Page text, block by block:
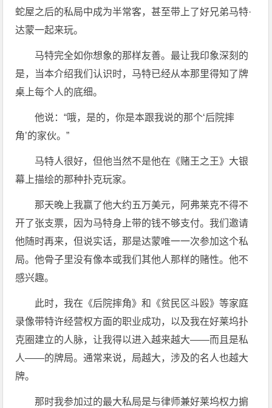
蛇屋之后的私局中成为半常客，甚至带上了好兄弟马特·
达蒙一起来玩。
马特完全如你想象的那样友善。最让我印象深刻的
是，当本介绍我们认识时，马特已经从本那里得知了牌
桌上每个人的底细。
他说：“哦，是的，你是本跟我说的那个‘后院摔
角’的家伙。”
马特人很好，但他当然不是他在《赌王之王》大银
幕上描绘的那种扑克玩家。
那天晚上我赢了他大约五万美元，阿弗莱克不得不
开了张支票，因为马特身上带的钱不够支付。我们邀请
他随时再来，但说实话，那是达蒙唯一一次参加这个私
局。他骨子里没有像本或我们其他人那样的赌性。他不
感兴趣。
此时，我在《后院摔角》和《贫民区斗殴》等家庭
录像带特许经营权方面的职业成功，以及我在好莱坞扑
克圈建立的人脉，让我得以进入越来越大——而且是私
人——的牌局。通常来说，局越大，涉及的名人也越大
牌。
那时我参加过的最大私局是与律师兼好莱坞权力掮